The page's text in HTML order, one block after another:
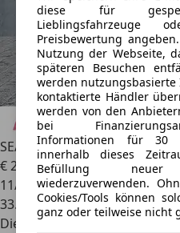
diese für
Preisbewertung
Nutzung der Webseite,
späteren Besuchen
werden
kontaktierte Händler
werden von den
bei
Informationen für 30
innerhalb dieses
Befüllung neuer
wiederzuverwenden.
Cookies/Tools können
ganz oder teilweise nicht
SEAT LeonSportstourer 2.0 TDI
€ 20.8711
11/2023
33.954 km
Diesel